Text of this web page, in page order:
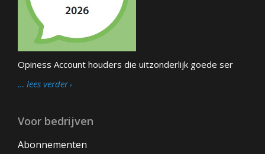
Opiness Account houders die uitzonderlijk goede ser
… lees verder
Voor bedrijven
Abonnementen